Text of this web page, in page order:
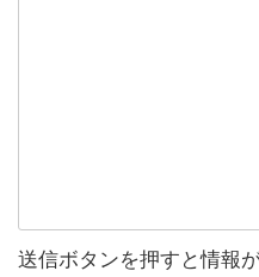
送信ボタンを押すと情報